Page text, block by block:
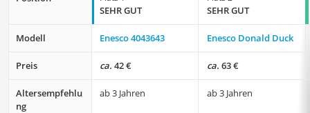
SEHR GUT SEHR GUT
Modell Enesco 4043643 Enesco Donald Duck
Preis ca. 42 € ca. 63 €
Altersempfehlu
ng
ab 3 Jahren ab 3 Jahren